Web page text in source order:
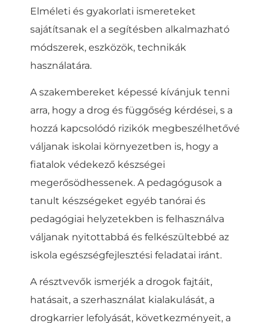
Elméleti és gyakorlati ismereteket
sajátítsanak el a segítésben alkalmazható
módszerek, eszközök, technikák
használatára.
A szakembereket képessé kívánjuk tenni
arra, hogy a drog és függőség kérdései, s a
hozzá kapcsolódó rizikók megbeszélhetővé
váljanak iskolai környezetben is, hogy a
fiatalok védekező készségei
megerősödhessenek. A pedagógusok a
tanult készségeket egyéb tanórai és
pedagógiai helyzetekben is felhasználva
váljanak nyitottabbá és felkészültebbé az
iskola egészségfejlesztési feladatai iránt.
A résztvevők ismerjék a drogok fajtáit,
hatásait, a szerhasználat kialakulását, a
drogkarrier lefolyását, következményeit, a